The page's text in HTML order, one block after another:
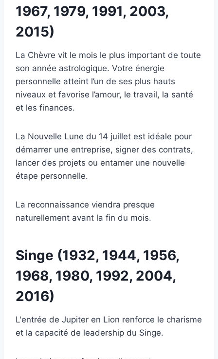
1967, 1979, 1991, 2003,
2015)
La Chèvre vit le mois le plus important de toute
son année astrologique. Votre énergie
personnelle atteint l’un de ses plus hauts
niveaux et favorise l’amour, le travail, la santé
et les finances.
La Nouvelle Lune du 14 juillet est idéale pour
démarrer une entreprise, signer des contrats,
lancer des projets ou entamer une nouvelle
étape personnelle.
La reconnaissance viendra presque
naturellement avant la fin du mois.
Singe (1932, 1944, 1956,
1968, 1980, 1992, 2004,
2016)
L'entrée de Jupiter en Lion renforce le charisme
et la capacité de leadership du Singe.